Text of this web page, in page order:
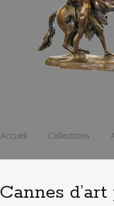
Aller
contenu
Accueil Collections
Cannes